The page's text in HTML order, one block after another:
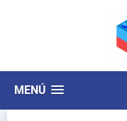
MENÚ